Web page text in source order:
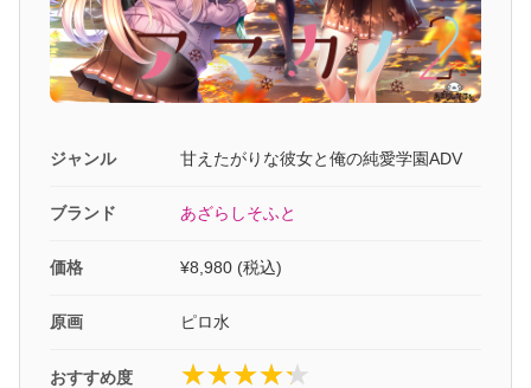
ジャンル 甘えたがりな彼女と俺の純愛学園ADV
ブランド あざらしそふと
価格 ¥8,980 (税込)
原画 ピロ水
おすすめ度